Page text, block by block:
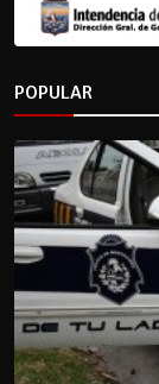
POPULAR